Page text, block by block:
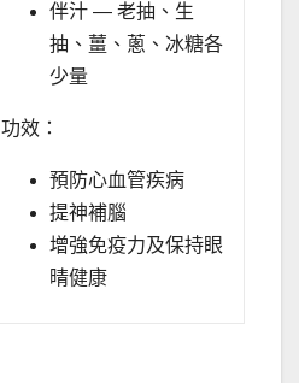
伴汁 — 老抽、生
抽、薑、蔥、冰糖各
少量
功效：
預防心血管疾病
提神補腦
增強免疫力及保持眼
晴健康